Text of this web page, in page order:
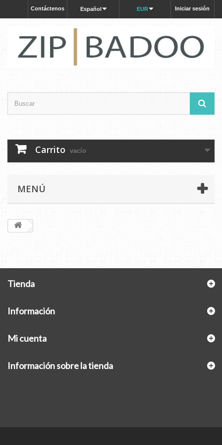
Iniciar sesión
EUR
Español
Contáctenos
Carrito vacío
MENÚ
Tienda
Información
Mi cuenta
Información sobre la tienda